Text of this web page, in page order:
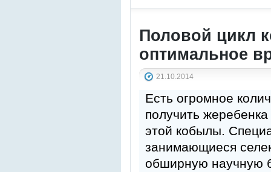
Половой цикл
оптимальное
21.10.2014
Есть огромное
получить
этой кобылы.
занимающиеся
обширную научную